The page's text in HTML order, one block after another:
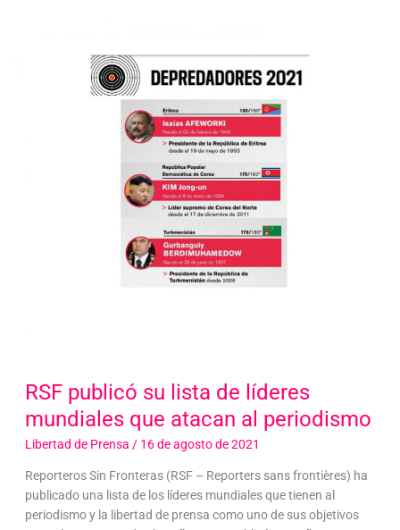
RSF publicó su lista de líderes
mundiales que atacan al periodismo
Libertad de Prensa / 16 de agosto de 2021
Reporteros Sin Fronteras (RSF – Reporters sans frontières) ha
publicado una lista de los líderes mundiales que tienen al
periodismo y la libertad de prensa como uno de sus objetivos